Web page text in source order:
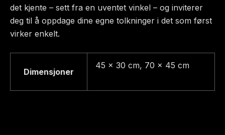
det kjente – sett fra en uventet vinkel – og inviterer
deg til å oppdage dine egne tolkninger i det som først
virker enkelt.
Dimensjoner
45 x 30 cm, 70 x 45 cm